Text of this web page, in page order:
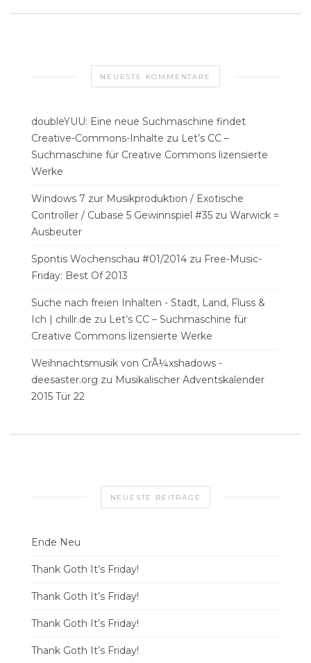
NEUESTE KOMMENTARE
doubleYUU: Eine neue Suchmaschine findet
Creative-Commons-Inhalte zu Let’s CC –
Suchmaschine für Creative Commons lizensierte
Werke
Windows 7 zur Musikproduktion / Exotische
Controller / Cubase 5 Gewinnspiel #35 zu Warwick =
Ausbeuter
Spontis Wochenschau #01/2014 zu Free-Music-
Friday: Best Of 2013
Suche nach freien Inhalten - Stadt, Land, Fluss &
Ich | chillr.de zu Let’s CC – Suchmaschine für
Creative Commons lizensierte Werke
Weihnachtsmusik von CrÃ¼xshadows -
deesaster.org zu Musikalischer Adventskalender
2015 Tür 22
NEUESTE BEITRÄGE
Ende Neu
Thank Goth It’s Friday!
Thank Goth It’s Friday!
Thank Goth It’s Friday!
Thank Goth It’s Friday!